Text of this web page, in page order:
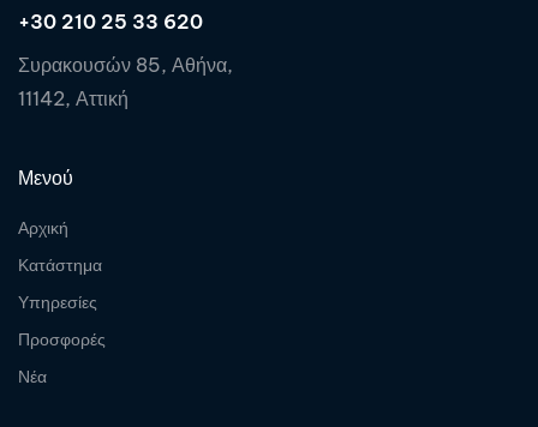
+30 210 25 33 620
Συρακουσών 85, Αθήνα,
11142, Αττική
Μενού
Αρχική
Κατάστημα
Υπηρεσίες
Προσφορές
Νέα